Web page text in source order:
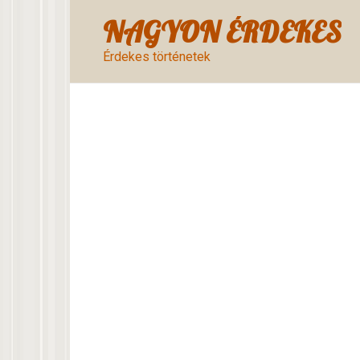
NAGYON ÉRDEKES
Érdekes történetek